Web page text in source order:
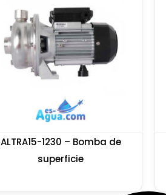
ALTRA15-1230 – Bomba de
superficie